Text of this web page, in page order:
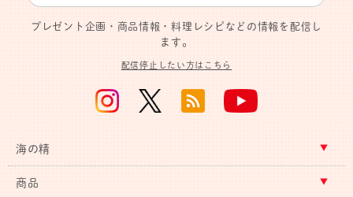
プレゼント企画・商品情報・料理レシピなどの情報を配信し
ます。
配信停止したい方はこちら
海の精
商品